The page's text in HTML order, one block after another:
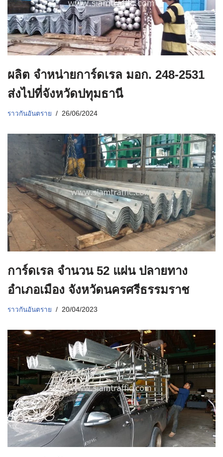
ผลิต จําหน่ายการ์ดเรล มอก. 248-2531
ส่งไปที่จังหวัดปทุมธานี
ราวกันอันตราย 26/06/2024
การ์ดเรล จำนวน 52 แผ่น ปลายทาง
อำเภอเมือง จังหวัดนครศรีธรรมราช
ราวกันอันตราย 20/04/2023